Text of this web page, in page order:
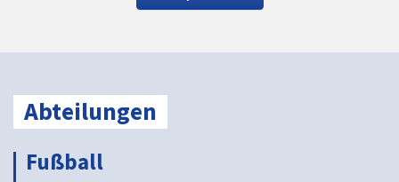
Abteilungen
Fußball